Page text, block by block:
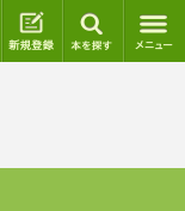
ログイン 新規登録